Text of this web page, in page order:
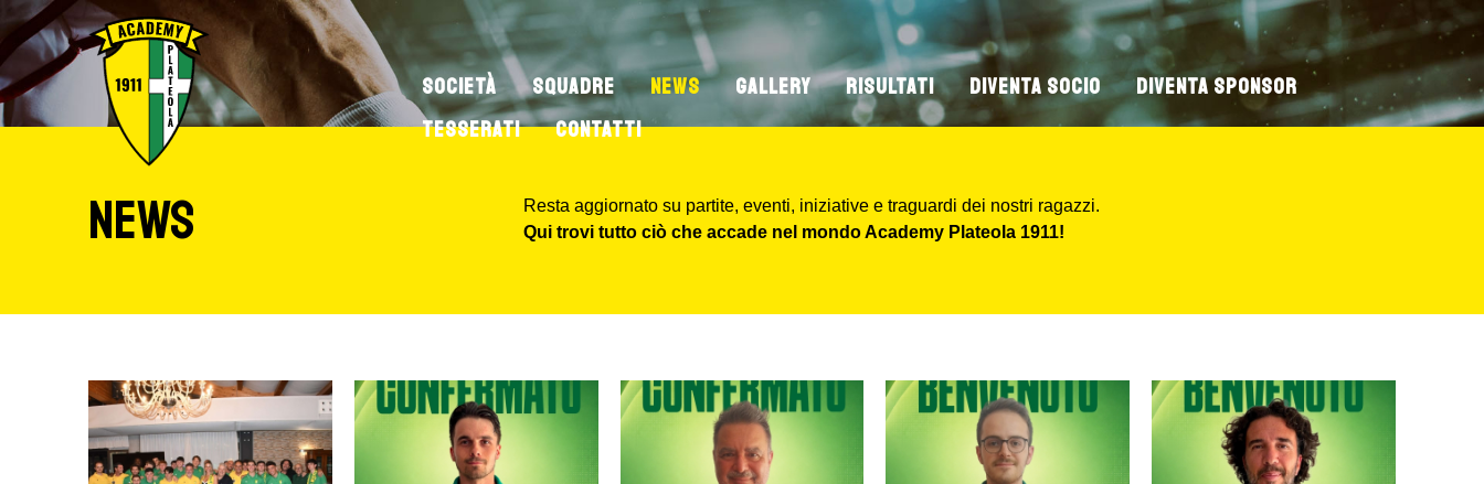
SOCIETÀ SQUADRE NEWS GALLERY RISULTATI DIVENTA SOCIO
DIVENTA SPONSOR
TESSERATI
CONTATTI
NEWS
Resta aggiornato su partite, eventi, iniziative e traguardi dei nostri ragazzi.
Qui trovi tutto ciò che accade nel mondo Academy Plateola 1911!